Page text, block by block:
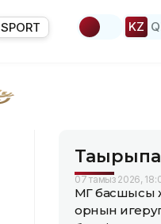
SPORT KZ
07 тамыз 2026,
ҚМГ басшысы
орнын